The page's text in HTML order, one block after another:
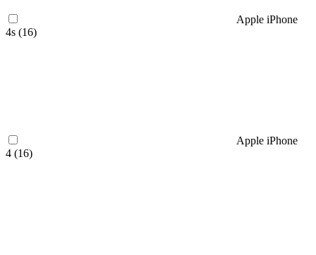
Apple iPhone
4s (16)
Apple iPhone
4 (16)